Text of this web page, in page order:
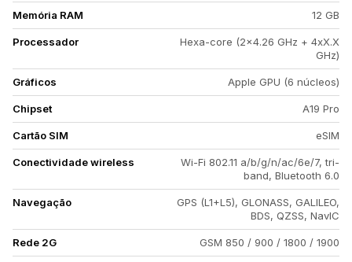
Memória RAM 12 GB
Processador
Hexa-core (2x4.26 GHz + 4xX.X
GHz)
Gráficos Apple GPU (6 núcleos)
Chipset A19 Pro
Cartão SIM eSIM
Conectividade wireless
Wi-Fi 802.11 a/b/g/n/ac/6e/7, tri-
band, Bluetooth 6.0
Navegação
GPS (L1+L5), GLONASS, GALILEO,
BDS, QZSS, NavIC
Rede 2G GSM 850 / 900 / 1800 / 1900